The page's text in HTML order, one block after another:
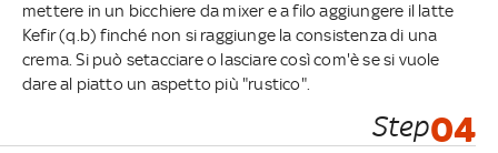
mettere in un bicchiere da mixer e a filo aggiungere il latte
Kefir (q.b) finché non si raggiunge la consistenza di una
crema. Si può setacciare o lasciare così com'è se si vuole
dare al piatto un aspetto più "rustico".
Step04